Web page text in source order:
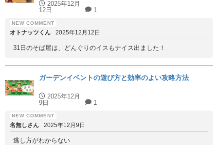
具と代用家具を紹介！【ハッピーホームアカデミー】
2025年12月
12日
1
オトナッツくん 2025年12月12日
31日のそば屋は、どんぐりのイスもナイス出ました！
ガーデンイベントの遊び方と効率のよい攻略方法
2025年12月
9日
1
名無しさん 2025年12月9日
逃し方がわからない